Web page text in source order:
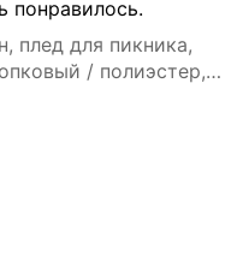
понравилось.
плед для пикника,
/ полиэстер,
в стиле INS с